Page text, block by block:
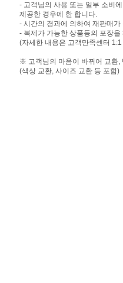
- 고객님의 사용 또는 일부 소비
제공한 경우에 한 합니다.
- 시간의 경과에 의하여 재판매
- 복제가 가능한 상품등의 포장을
(자세한 내용은 고객만족센터
※ 고객님의 마음이 바뀌어 교환,
(색상 교환, 사이즈 교환 등 포함)